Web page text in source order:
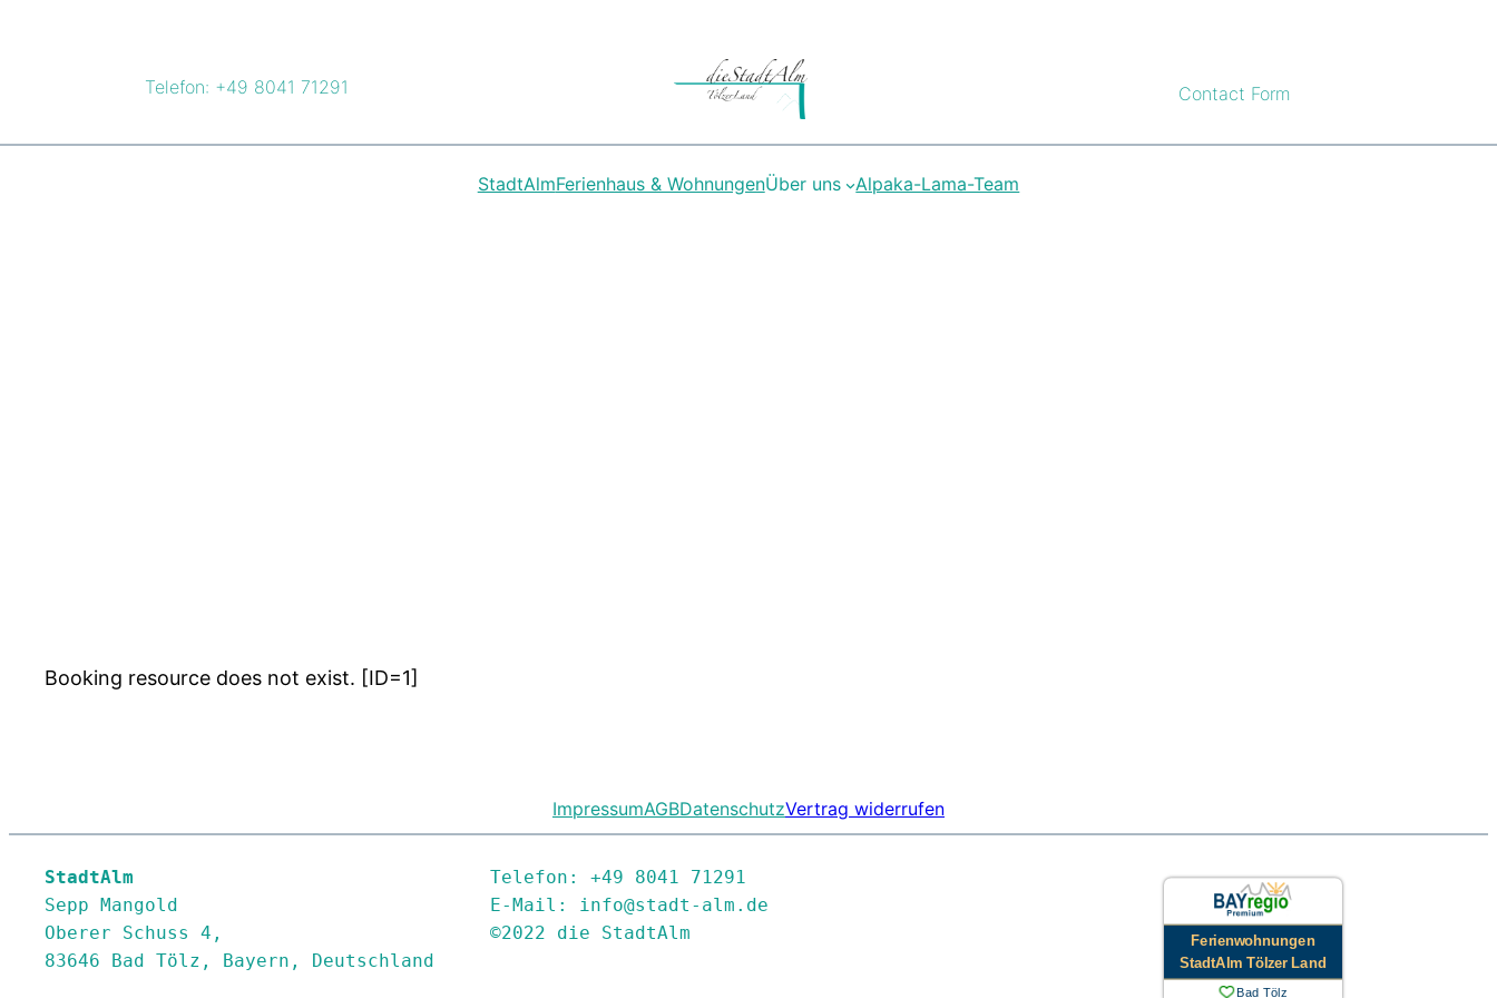
Telefon: +49 8041 71291 Contact Form
StadtAlmFerienhaus & WohnungenÜber uns Alpaka-Lama-Team
Booking resource does not exist. [ID=1]
ImpressumAGBDatenschutzVertrag widerrufen
StadtAlm
Sepp Mangold
Oberer Schuss 4,
83646 Bad Tölz, Bayern, Deutschland
Telefon: +49 8041 71291
E-Mail: info@stadt-alm.de
©2022 die StadtAlm
Ferienwohnungen
StadtAlm Tölzer Land
Bad Tölz